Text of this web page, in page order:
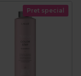
Pret special